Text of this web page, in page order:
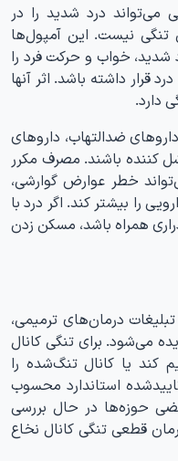
می‌تواند درد شدید را در
تنگی نیست. این آمپول‌ها
شدید، خواب و حرکت فرد را
قرار داشته باشد. اثر آنها
دارد.
ضدالتهاب، داروهای
کننده باشند. مصرف مکرر
خطر عوارض گوارشی،
را بیشتر کند. اگر درد با
همراه باشد، مسکن زدن
درمان‌های ترمیمی،
می‌شود. برای تنگی کانال
کند یا کانال تنگ‌شده را
استاندارد محسوب
حوزه‌ها در حال بررسی
قطعی تنگی کانال نخاع